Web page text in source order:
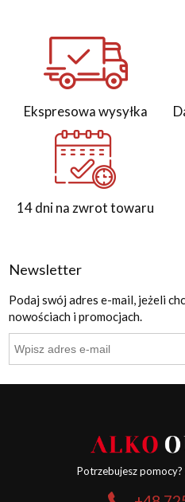
Ekspresowa wysyłka
14 dni na zwrot towaru
Newsletter
Podaj swój adres e-mail, jeżeli
nowościach i promocjach.
Potrzebujesz